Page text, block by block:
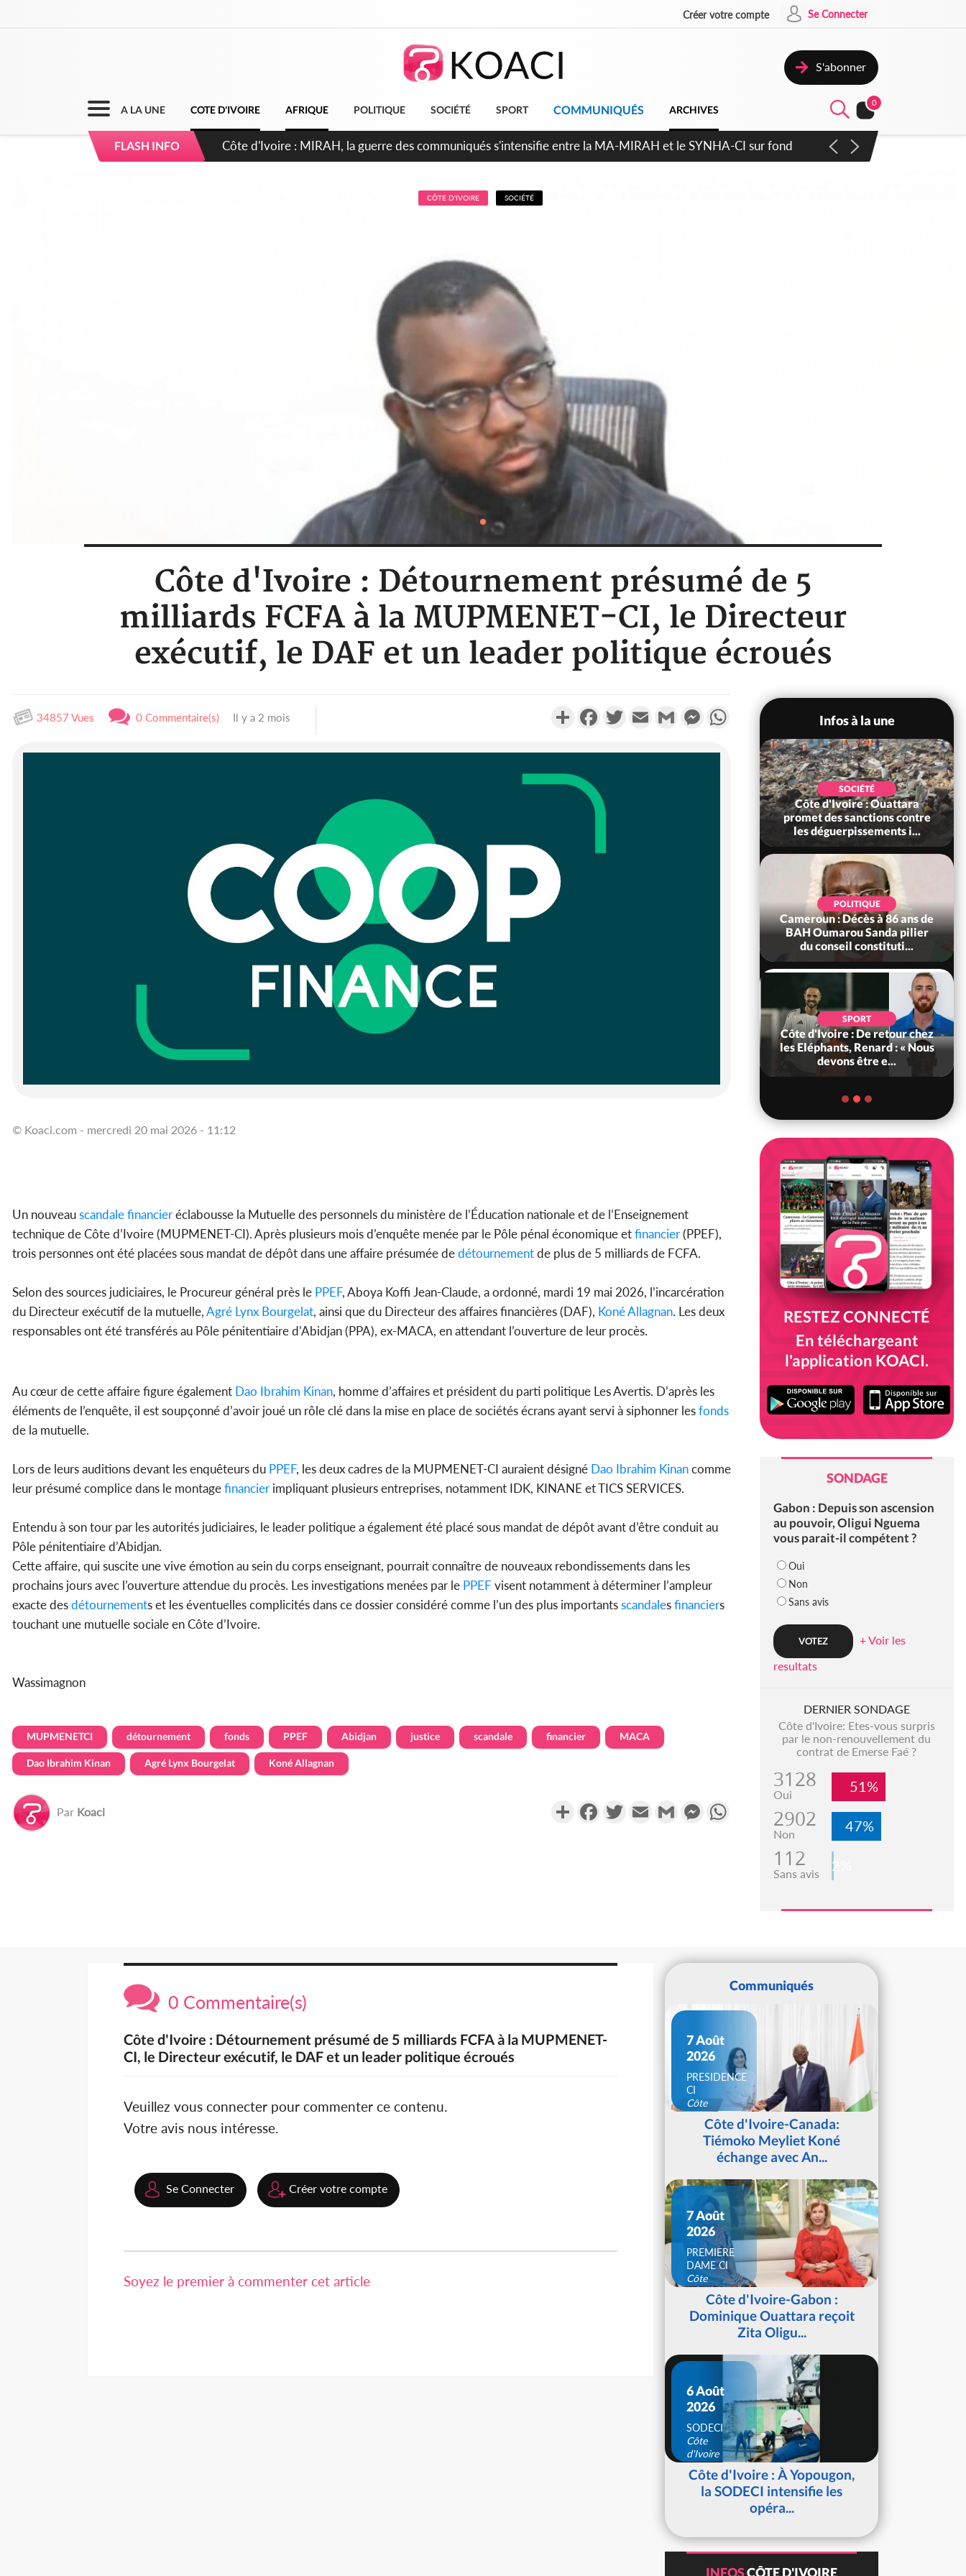
Créer votre compte Se Connecter
S'abonner
A LA UNE COTE D'IVOIRE AFRIQUE POLITIQUE SOCIÉTÉ SPORT COMMUNIQUÉS ARCHIVES
0
FLASH INFO Côte d'Ivoire : Indépendance 2026, Thiam plaide pour un environnement démocratique plus apaisé
CÔTE D'IVOIRE SOCIÉTÉ
Côte d'Ivoire : Détournement présumé de 5
milliards FCFA à la MUPMENET-CI, le Directeur
exécutif, le DAF et un leader politique écroués
34857 Vues 0 Commentaire(s) Il y a 2 mois PartagerFacebookTwitterEmail Gmail MessengerWhatsApp
© Koaci.com - mercredi 20 mai 2026 - 11:12
Un nouveauscandalefinancieréclabousse la Mutuelle des personnels du ministère de l’Éducation nationale et de l’Enseignement
technique de Côte d’Ivoire (MUPMENET-CI). Après plusieurs mois d’enquête menée par le Pôle pénal économique etfinancier(PPEF),
trois personnes ont été placées sous mandat de dépôt dans une affaire présumée dedétournementde plus de 5 milliards de FCFA.
Selon des sources judiciaires, le Procureur général près le PPEF, Aboya Koffi Jean-Claude, a ordonné, mardi 19 mai 2026, l’incarcération
du Directeur exécutif de la mutuelle,Agré Lynx Bourgelat, ainsi que du Directeur des affaires financières (DAF), Koné Allagnan. Les deux
responsables ont été transférés au Pôle pénitentiaire d’Abidjan (PPA), ex-MACA, en attendant l’ouverture de leur procès.
Au cœur de cette affaire figure également Dao Ibrahim Kinan, homme d’affaires et président du parti politique Les Avertis. D’après les
éléments de l’enquête, il est soupçonné d’avoir joué un rôle clé dans la mise en place de sociétés écrans ayant servi à siphonner lesfonds
de la mutuelle.
Lors de leurs auditions devant les enquêteurs du PPEF, les deux cadres de la MUPMENET-CI auraient désigné Dao Ibrahim Kinancomme
leur présumé complice dans le montagefinancier impliquant plusieurs entreprises, notamment IDK, KINANE et TICS SERVICES.
Entendu à son tour par les autorités judiciaires, le leader politique a également été placé sous mandat de dépôt avant d’être conduit au
Pôle pénitentiaire d’Abidjan.
Cette affaire, qui suscite une vive émotion au sein du corps enseignant, pourrait connaître de nouveaux rebondissements dans les
prochains jours avec l’ouverture attendue du procès. Les investigations menées par le PPEF visent notamment à déterminer l’ampleur
exacte desdétournements et les éventuelles complicités dans ce dossier considéré comme l’un des plus importantsscandalesfinanciers
touchant une mutuelle sociale en Côte d’Ivoire.
Wassimagnon
MUPMENETCI détournement fonds PPEF Abidjan justice scandale financier MACA
Dao Ibrahim Kinan Agré Lynx Bourgelat Koné Allagnan
Par Koaci PartagerFacebookTwitterEmail Gmail Messenger
Infos à la une
Côte d'Ivoire : Après le pari
réussi du 66e anniversaire,
SOCIÉTÉ
Côte d'Ivoire : Ouattara
promet des sanctions contre
les déguerpissements i...
POLITIQUE
Cameroun : Décès à 86 ans de
BAH Oumarou Sanda pilier
du conseil constituti...
SPORT
Côte d'Ivoire : De retour chez
les Eléphants, Renard : « Nous
devons être e...
RESTEZ CONNECTÉ
En téléchargeant
l'application KOACI.
SONDAGE
Gabon : Depuis son ascension
au pouvoir, Oligui Nguema
vous parait-il compétent ?
Oui
Non
Sans avis
+ Voir les
resultats
DERNIER SONDAGE
Côte d'Ivoire: Etes-vous surpris
par le non-renouvellement du
contrat de Emerse Faé ?
3128
Oui 51%
2902
Non 47%
112
Sans avis 2%
0 Commentaire(s)
Côte d'Ivoire : Détournement présumé de 5 milliards FCFA à la MUPMENET-
CI, le Directeur exécutif, le DAF et un leader politique écroués
Veuillez vous connecter pour commenter ce contenu.
Votre avis nous intéresse.
Se Connecter Créer votre compte
Soyez le premier à commenter cet article
Communiqués
7 Août
2026
PRESIDENCE
CI
Côte
d'IvoireCôte d'Ivoire-Canada:
Tiémoko Meyliet Koné
échange avec An...
7 Août
2026
PREMIERE
DAME CI
Côte
d'IvoireCôte d'Ivoire-Gabon :
Dominique Ouattara reçoit
Zita Oligu...
6 Août
2026
SODECI
Côte
d'Ivoire
Côte d'Ivoire : À Yopougon,
la SODECI intensifie les
opéra...
INFOSCÔTE D'IVOIRE